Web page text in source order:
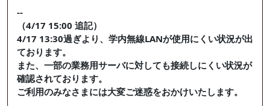
--
（4/17 15:00 追記）
4/17 13:30過ぎより、学内無線LANが使用にくい状況が出
ております。
また、一部の業務用サーバに対しても接続しにくい状況が
確認されております。
ご利用のみなさまには大変ご迷惑をおかけいたします。